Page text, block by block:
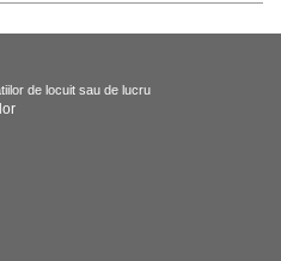
de locuit sau de lucru